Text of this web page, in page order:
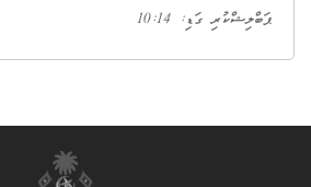
ޕަބްލިޝްކުރި ގަޑި: 10:14